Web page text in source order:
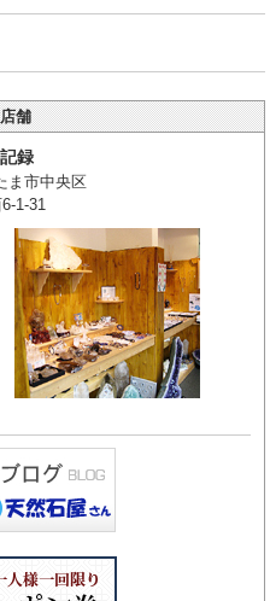
舗
録
ま市中央区
1-31